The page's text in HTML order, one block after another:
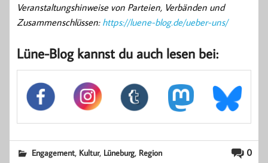
Veranstaltungshinweise von Parteien, Verbänden und
Zusammenschlüssen: https://luene-blog.de/ueber-uns/
Lüne-Blog kannst du auch lesen bei:
0
Engagement, Kultur, Lüneburg, Region